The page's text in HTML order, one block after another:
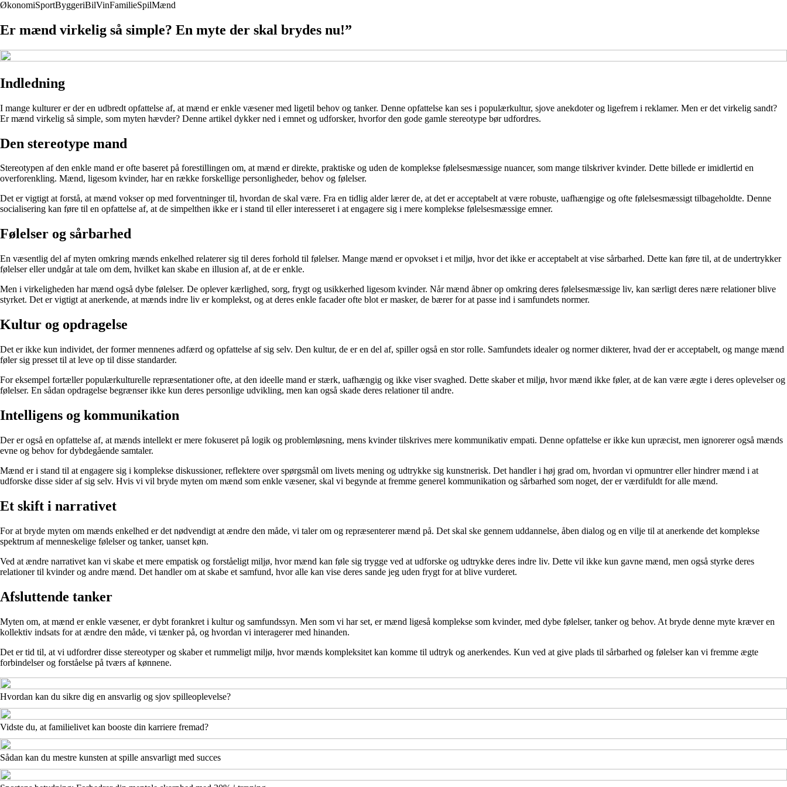
ØkonomiSportByggeriBilVinFamilieSpilMænd
Er mænd virkelig så simple? En myte der skal brydes nu!”
Indledning
I mange kulturer er der en udbredt opfattelse af, at mænd er enkle væsener med ligetil behov og tanker. Denne opfattelse kan ses i populærkultur, sjove anekdoter og ligefrem i reklamer. Men er det virkelig sandt?
Er mænd virkelig så simple, som myten hævder? Denne artikel dykker ned i emnet og udforsker, hvorfor den gode gamle stereotype bør udfordres.
Den stereotype mand
Stereotypen af den enkle mand er ofte baseret på forestillingen om, at mænd er direkte, praktiske og uden de komplekse følelsesmæssige nuancer, som mange tilskriver kvinder. Dette billede er imidlertid en
overforenkling. Mænd, ligesom kvinder, har en række forskellige personligheder, behov og følelser.
Det er vigtigt at forstå, at mænd vokser op med forventninger til, hvordan de skal være. Fra en tidlig alder lærer de, at det er acceptabelt at være robuste, uafhængige og ofte følelsesmæssigt tilbageholdte. Denne
socialisering kan føre til en opfattelse af, at de simpelthen ikke er i stand til eller interesseret i at engagere sig i mere komplekse følelsesmæssige emner.
Følelser og sårbarhed
En væsentlig del af myten omkring mænds enkelhed relaterer sig til deres forhold til følelser. Mange mænd er opvokset i et miljø, hvor det ikke er acceptabelt at vise sårbarhed. Dette kan føre til, at de undertrykker
følelser eller undgår at tale om dem, hvilket kan skabe en illusion af, at de er enkle.
Men i virkeligheden har mænd også dybe følelser. De oplever kærlighed, sorg, frygt og usikkerhed ligesom kvinder. Når mænd åbner op omkring deres følelsesmæssige liv, kan særligt deres nære relationer blive
styrket. Det er vigtigt at anerkende, at mænds indre liv er komplekst, og at deres enkle facader ofte blot er masker, de bærer for at passe ind i samfundets normer.
Kultur og opdragelse
Det er ikke kun individet, der former mennenes adfærd og opfattelse af sig selv. Den kultur, de er en del af, spiller også en stor rolle. Samfundets idealer og normer dikterer, hvad der er acceptabelt, og mange mænd
føler sig presset til at leve op til disse standarder.
For eksempel fortæller populærkulturelle repræsentationer ofte, at den ideelle mand er stærk, uafhængig og ikke viser svaghed. Dette skaber et miljø, hvor mænd ikke føler, at de kan være ægte i deres oplevelser og
følelser. En sådan opdragelse begrænser ikke kun deres personlige udvikling, men kan også skade deres relationer til andre.
Intelligens og kommunikation
Der er også en opfattelse af, at mænds intellekt er mere fokuseret på logik og problemløsning, mens kvinder tilskrives mere kommunikativ empati. Denne opfattelse er ikke kun upræcist, men ignorerer også mænds
evne og behov for dybdegående samtaler.
Mænd er i stand til at engagere sig i komplekse diskussioner, reflektere over spørgsmål om livets mening og udtrykke sig kunstnerisk. Det handler i høj grad om, hvordan vi opmuntrer eller hindrer mænd i at
udforske disse sider af sig selv. Hvis vi vil bryde myten om mænd som enkle væsener, skal vi begynde at fremme generel kommunikation og sårbarhed som noget, der er værdifuldt for alle mænd.
Et skift i narrativet
For at bryde myten om mænds enkelhed er det nødvendigt at ændre den måde, vi taler om og repræsenterer mænd på. Det skal ske gennem uddannelse, åben dialog og en vilje til at anerkende det komplekse
spektrum af menneskelige følelser og tanker, uanset køn.
Ved at ændre narrativet kan vi skabe et mere empatisk og forståeligt miljø, hvor mænd kan føle sig trygge ved at udforske og udtrykke deres indre liv. Dette vil ikke kun gavne mænd, men også styrke deres
relationer til kvinder og andre mænd. Det handler om at skabe et samfund, hvor alle kan vise deres sande jeg uden frygt for at blive vurderet.
Afsluttende tanker
Myten om, at mænd er enkle væsener, er dybt forankret i kultur og samfundssyn. Men som vi har set, er mænd ligeså komplekse som kvinder, med dybe følelser, tanker og behov. At bryde denne myte kræver en
kollektiv indsats for at ændre den måde, vi tænker på, og hvordan vi interagerer med hinanden.
Det er tid til, at vi udfordrer disse stereotyper og skaber et rummeligt miljø, hvor mænds kompleksitet kan komme til udtryk og anerkendes. Kun ved at give plads til sårbarhed og følelser kan vi fremme ægte
forbindelser og forståelse på tværs af kønnene.
Hvordan kan du sikre dig en ansvarlig og sjov spilleoplevelse?
Vidste du, at familielivet kan booste din karriere fremad?
Sådan kan du mestre kunsten at spille ansvarligt med succes